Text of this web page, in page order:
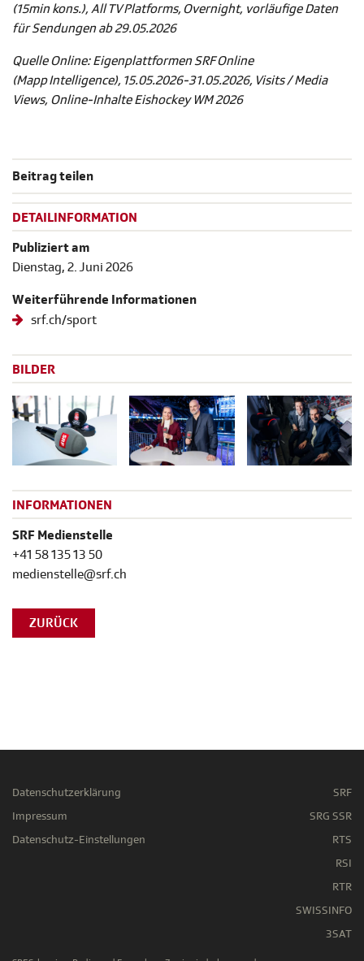
(15min kons.), All TV Platforms, Overnight, vorläufige Daten
für Sendungen ab 29.05.2026
Quelle Online: Eigenplattformen SRF Online
(Mapp Intelligence), 15.05.2026-31.05.2026, Visits / Media
Views, Online-Inhalte Eishockey WM 2026
Beitrag teilen
DETAILINFORMATION
Publiziert am
Dienstag, 2. Juni 2026
Weiterführende Informationen
srf.ch/sport
BILDER
INFORMATIONEN
SRF Medienstelle
+41 58 135 13 50
medienstelle@srf.ch
ZURÜCK
Datenschutzerklärung
Impressum
Datenschutz-Einstellungen
SRF
SRG SSR
RTS
RSI
RTR
SWISSINFO
3SAT